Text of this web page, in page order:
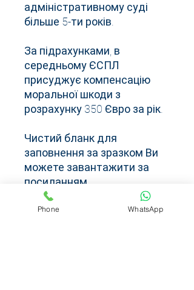
адміністративному суді
більше 5-ти років.
За підрахунками, в
середньому ЄСПЛ
присуджує компенсацію
моральної шкоди з
розрахунку 350 Євро за рік.
Чистий бланк для
заповнення за зразком Ви
можете завантажити за
посиланням
https://www.echr.coe.int/web/
Phone WhatsApp